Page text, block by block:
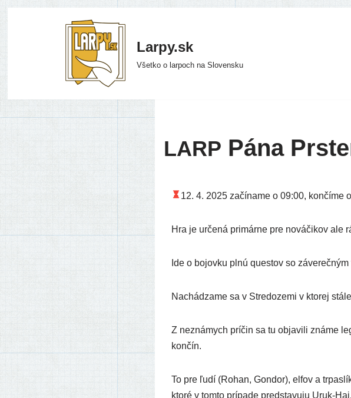
Larpy.sk
Všetko o larpoch na Slovensku
LARP Pána
12. 4. 2025 začí­na­me o 09:00, kon­čí­me
Hra je urče­ná pri­már­ne pre nová­či­kov ale
Ide o bojov­ku plnú ques­tov so
Nachádzame sa v Stredozemi v kto­rej
Z nezná­mych prí­čin sa tu obja­vi­li zná­me
končín.
To pre ľudí (Rohan, Gondor), elfov a
kto­ré v tom­to prí­pa­de pred­sta­vu­ju Uruk-